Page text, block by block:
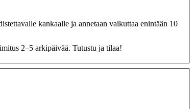
kankaalle ja annetaan vaikuttaa enintään 10
2–5 arkipäivää. Tutustu ja tilaa!